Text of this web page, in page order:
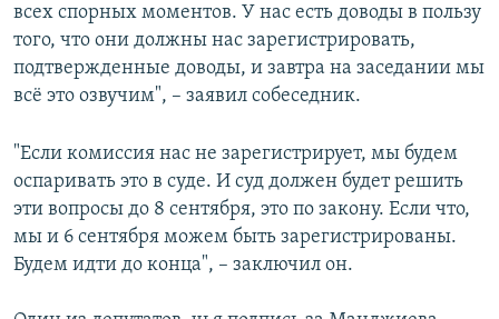
всех спорных моментов. У нас есть доводы в пользу
того, что они должны нас зарегистрировать,
подтвержденные доводы, и завтра на заседании мы
всё это озвучим", – заявил собеседник.
"Если комиссия нас не зарегистрирует, мы будем
оспаривать это в суде. И суд должен будет решить
эти вопросы до 8 сентября, это по закону. Если что,
мы и 6 сентября можем быть зарегистрированы.
Будем идти до конца", – заключил он.